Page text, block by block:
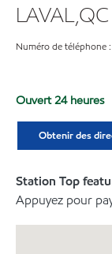
Numéro de téléphone :
Ouvert 24 heures
Obtenir des
Station Top
Appuyez pour